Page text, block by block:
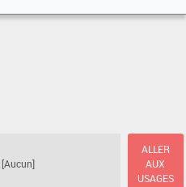
[Aucun]
ALLER
AUX
USAGES